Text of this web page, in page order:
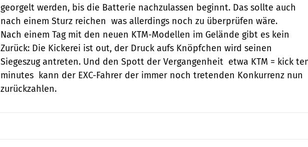
georgelt werden, bis die Batterie nachzulassen beginnt. Das sollte auch
nach einem Sturz reichen  was allerdings noch zu überprüfen wäre.
Nach einem Tag mit den neuen KTM-Modellen im Gelände gibt es kein
Zurück: Die Kickerei ist out, der Druck aufs Knöpfchen wird seinen
Siegeszug antreten. Und den Spott der Vergangenheit  etwa KTM = kick
minutes  kann der EXC-Fahrer der immer noch tretenden Konkurrenz nun
zurückzahlen.